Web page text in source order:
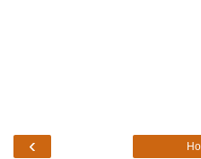
‹